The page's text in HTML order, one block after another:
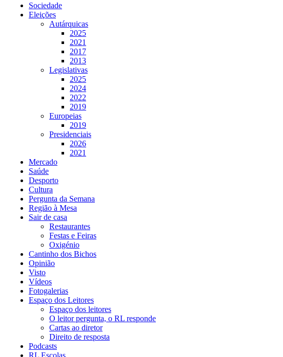
Sociedade
Eleições
Autárquicas
2025
2021
2017
2013
Legislativas
2025
2024
2022
2019
Europeias
2019
Presidenciais
2026
2021
Mercado
Saúde
Desporto
Cultura
Pergunta da Semana
Região à Mesa
Sair de casa
Restaurantes
Festas e Feiras
Oxigénio
Cantinho dos Bichos
Opinião
Visto
Vídeos
Fotogalerias
Espaço dos Leitores
Espaço dos leitores
O leitor pergunta, o RL responde
Cartas ao diretor
Direito de resposta
Podcasts
RL Escolas